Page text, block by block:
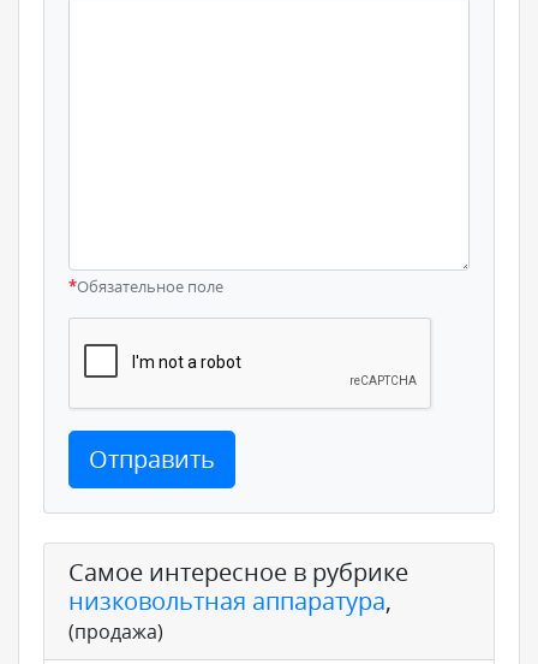
*Обязательное поле
Отправить
Самое интересное в рубрике
низковольтная аппаратура,
(продажа)